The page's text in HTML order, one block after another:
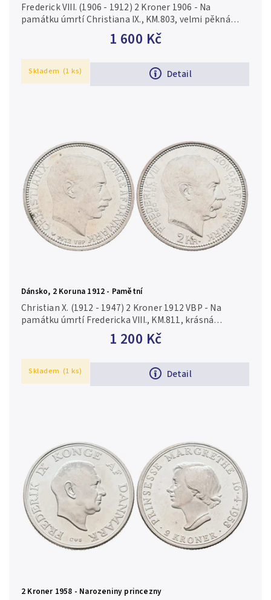
1 600 Kč
Detail
Frederick VIII. (1906 - 1912) 2 Kroner 1906 - Na
památku úmrtí Christiana IX., KM.803, velmi pěkná
zachovalost, lesk, patina, drobné rysky a hranky
Skladem (1 ks)
Dánsko, 2 Koruna 1912 - Pamětní
1 200 Kč
Detail
Christian X. (1912 - 1947) 2 Kroner 1912 VBP - Na
památku úmrtí Fredericka VIII., KM.811, krásná
zachovalost, ražební lesk, patina, drobné rysky
Skladem (1 ks)
2 Kroner 1958 - Narozeniny princezny